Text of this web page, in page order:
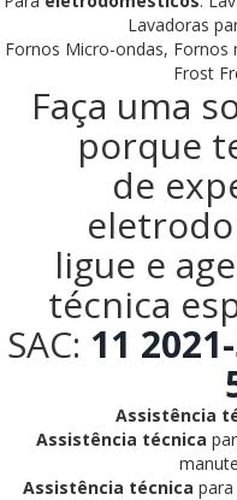
Lavadoras
Fornos Micro-ondas, Fornos
Frost
Faça uma
porque
de
ligue e
técnica
SAC: 11
Assistência
Assistência técnica
Assistência técnica